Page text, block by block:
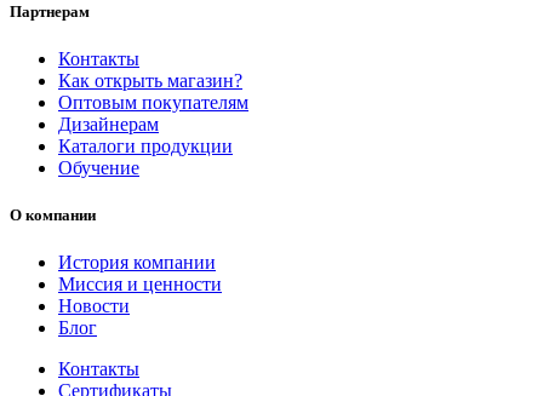
Партнерам
Контакты
Как открыть магазин?
Оптовым покупателям
Дизайнерам
Каталоги продукции
Обучение
О компании
История компании
Миссия и ценности
Новости
Блог
Контакты
Сертификаты